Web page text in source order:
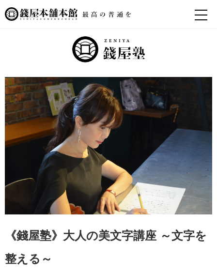
《錢屋塾》大人の美文字講座 ～文字を
整える～